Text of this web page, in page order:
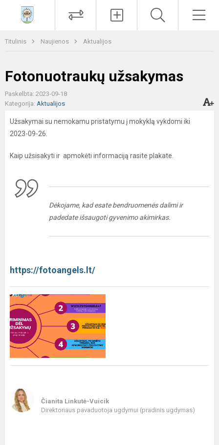
Titulinis Naujienos Aktualijos
Fotonuotraukų užsakymas
Paskelbta: 2023-09-18
Kategorija: Aktualijos
Užsakymai su nemokamu pristatymu į mokyklą vykdomi iki
2023-09-26.
Kaip užsisakyti ir apmokėti informaciją rasite plakate.
Dėkojame, kad esate bendruomenės dalimi ir
padedate išsaugoti gyvenimo akimirkas.
https://fotoangels.lt/
Čianita Linkutė-Vuicik
Direktoriaus pavaduotoja ugdymui (pradinis ugdymas)